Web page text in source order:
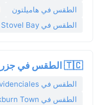
الطقس في هاميلتون
الطقس في Stovel Bay
🇹🇨 الطقس في جزر توركس وكايكوس
الطقس في Providenciales
الطقس في Cockburn Town